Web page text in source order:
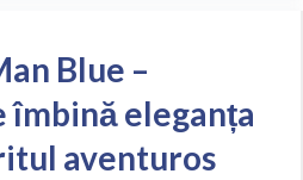
Blue –
îmbină eleganța
aventuros